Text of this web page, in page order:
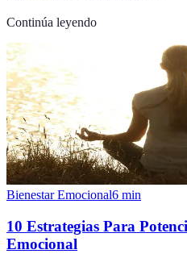
Continúa leyendo
Bienestar Emocional6 min
10 Estrategias Para
Emocional